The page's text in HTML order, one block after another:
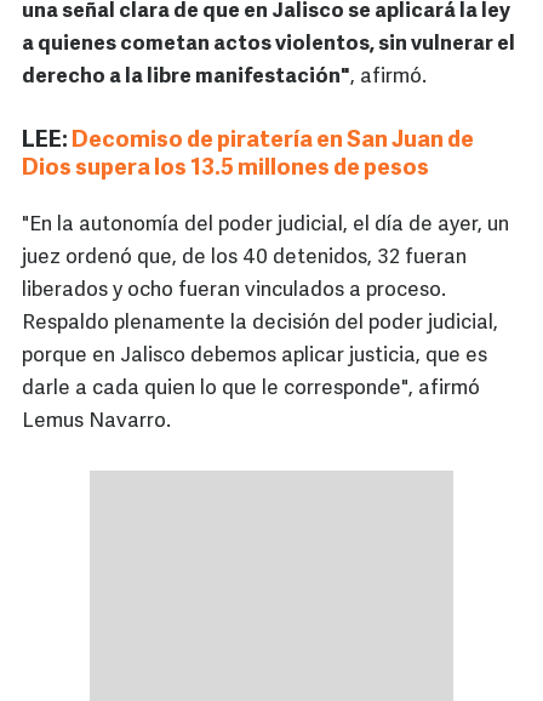
una señal clara de que en Jalisco se aplicará la ley
a quienes cometan actos violentos, sin vulnerar el
derecho a la libre manifestación", afirmó.
LEE: Decomiso de piratería en San Juan de
Dios supera los 13.5 millones de pesos
"En la autonomía del poder judicial, el día de ayer, un
juez ordenó que, de los 40 detenidos, 32 fueran
liberados y ocho fueran vinculados a proceso.
Respaldo plenamente la decisión del poder judicial,
porque en Jalisco debemos aplicar justicia, que es
darle a cada quien lo que le corresponde", afirmó
Lemus Navarro.